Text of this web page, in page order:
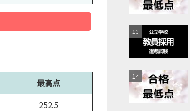
最高点
252.5